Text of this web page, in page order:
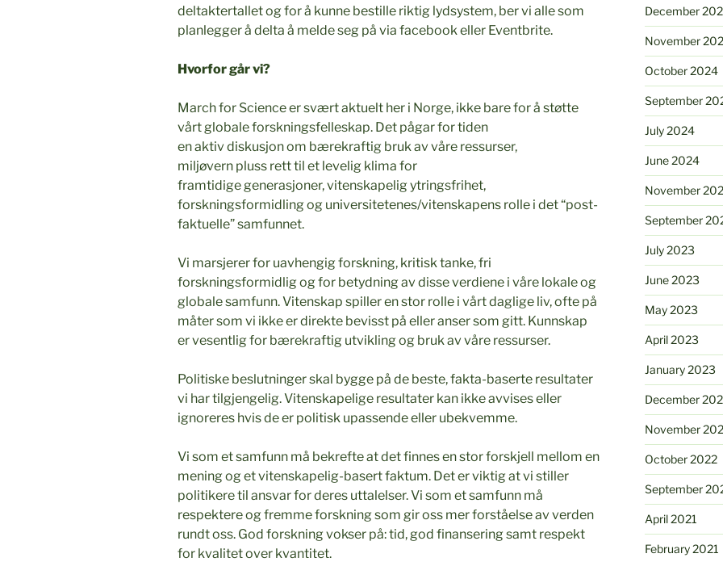
deltaktertallet og for å kunne bestille riktig lydsystem, ber vi alle som
planlegger å delta å melde seg på via facebook eller Eventbrite.
Hvorfor går vi?
March for Science er svært aktuelt her i Norge, ikke bare for å støtte
vårt globale forskningsfelleskap. Det pågar for tiden
en aktivdiskusjon om bærekraftig bruk av våre ressurser,
miljøvern pluss rett til et levelig klima for
framtidige generasjoner, vitenskapelig ytringsfrihet,
forskningsformidling og universitetenes/vitenskapens rolle i det “post-
faktuelle” samfunnet.
Vi marsjerer for uavhengig forskning, kritisk tanke, fri
forskningsformidlig og for betydning av disse verdiene i våre lokale og
globale samfunn. Vitenskap spiller en stor rolle i vårt daglige liv, ofte på
måter som vi ikke er direkte bevisst på eller anser som gitt. Kunnskap
er vesentlig for bærekraftig utvikling og bruk av våre ressurser.
Politiske beslutninger skal bygge på de beste, fakta-baserte resultater
vi har tilgjengelig. Vitenskapelige resultater kan ikke avvises eller
ignoreres hvis de er politisk upassende eller ubekvemme.
Vi som et samfunn må bekrefte at det finnes en stor forskjell mellom en
mening og et vitenskapelig-basert faktum. Det er viktig at vi stiller
politikere til ansvar for deres uttalelser. Vi som et samfunn må
respektere og fremme forskning som gir oss mer forståelse av verden
rundt oss. God forskning vokser på: tid, god finansering samt respekt
for kvalitet over kvantitet.
December
November
October 2024
September
July 2024
June 2024
November
September
July 2023
June 2023
May 2023
April 2023
January 2023
December
November
October 2022
September
April 2021
February 2021